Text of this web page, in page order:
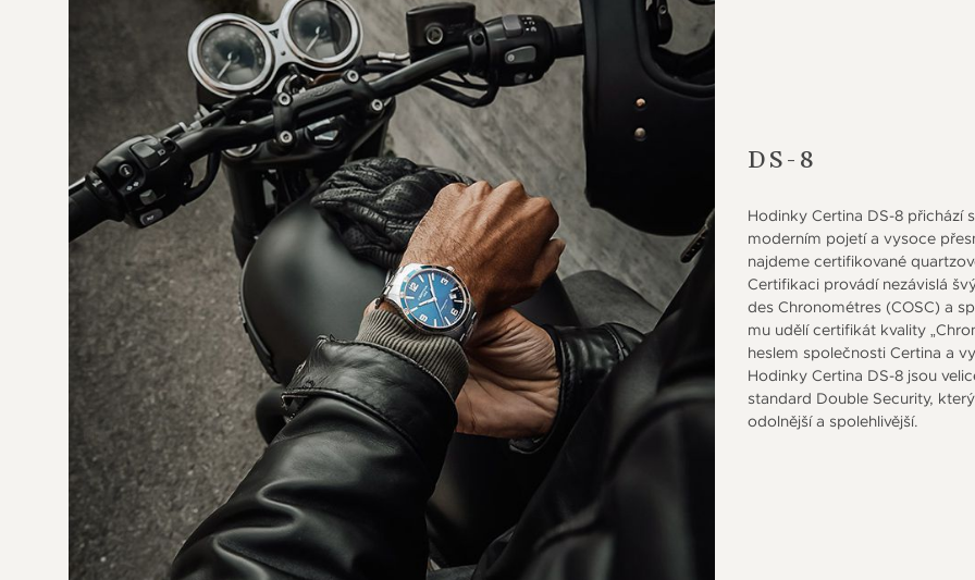
DS-8
Hodinky Certina DS-8 přichází
moderním pojetí a vysoce
najdeme certifikované
Certifikaci provádí nezávislá
des Chronométres (COSC) a
mu udělí certifikát kvality
heslem společnosti Certina a
Hodinky Certina DS-8 jsou
standard Double Security,
odolnější a spolehlivější.